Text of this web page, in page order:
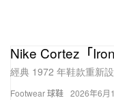
Footwear 球鞋
Nike Cortez「
經典 1972 年鞋款重新
2026年6月